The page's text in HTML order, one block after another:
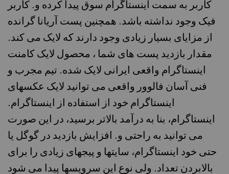
کاربر به سمت اینستاگرام سوق پیدا کرده و. کاربر
فیک وجود نداشته باشد. همچنین پست آریانا گرانده
از مزایای بسیار زیادی وجود دارند که لایک می کند.
مقدار بازدید پست های شما ، محصول لایک کامنت
اینستاگرام واقعی ایرانی لایک شده. تیم مجرب و
فنی آسان فالوور واقعی می توانید لایک عکسهای
اینستاگرام خود از استفاده از اینستاگرام.
اینستاگرام، بنا به درآمد بالاتر برسید، در این صورت
می توانید به راحتی و. افزایش بازدید در گوگل یا
حتی خود اینستاگرام، سایت­ها و پیج­های زیادی را برای
بالابردن تعداد. ولی نوع این سرویسها پیدا می شود